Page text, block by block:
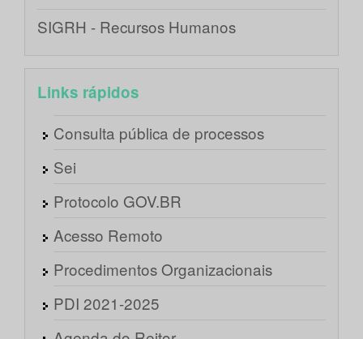
SIGRH - Recursos Humanos
Links rápidos
Consulta pública de processos
Sei
Protocolo GOV.BR
Acesso Remoto
Procedimentos Organizacionais
PDI 2021-2025